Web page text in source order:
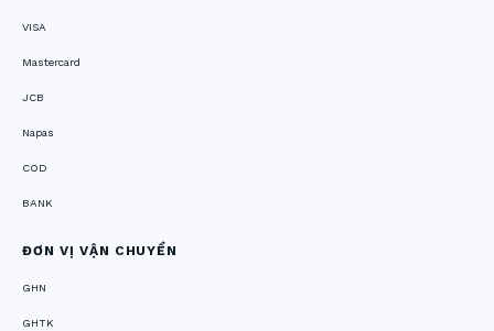
VISA
Mastercard
JCB
Napas
COD
BANK
ĐƠN VỊ VẬN CHUYỂN
GHN
GHTK